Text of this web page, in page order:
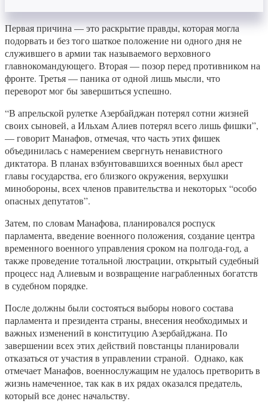
Первая причина — это раскрытие правды, которая могла
подорвать и без того шаткое положение ни одного дня не
служившего в армии так называемого верховного
главнокомандующего. Вторая — позор перед противником на
фронте. Третья — паника от одной лишь мысли, что
переворот мог бы завершиться успешно.
“В апрельской рулетке Азербайджан потерял сотни жизней
своих сыновей, а Ильхам Алиев потерял всего лишь фишки”,
— говорит Манафов, отмечая, что часть этих фишек
объединилась с намерением свергнуть ненавистного
диктатора. В планах взбунтовавшихся военных был арест
главы государства, его близкого окружения, верхушки
минобороны, всех членов правительства и некоторых “особо
опасных депутатов”.
Затем, по словам Манафова, планировался роспуск
парламента, введение военного положения, создание центра
временного военного управления сроком на полгода-год, а
также проведение тотальной люстрации, открытый судебный
процесс над Алиевым и возвращение награбленных богатств
в судебном порядке.
После должны были состояться выборы нового состава
парламента и президента страны, внесения необходимых и
важных изменений в конституцию Азербайджана. По
завершении всех этих действий повстанцы планировали
отказаться от участия в управлении страной. Однако, как
отмечает Манафов, военнослужащим не удалось претворить в
жизнь намеченное, так как в их рядах оказался предатель,
который все донес начальству.